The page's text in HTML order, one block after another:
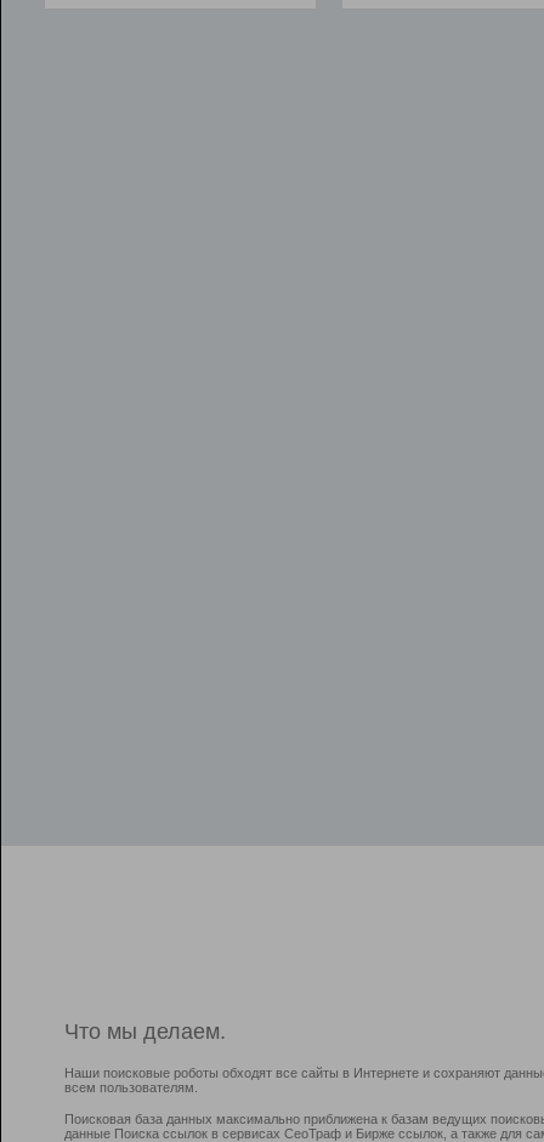
Что мы делаем.
Наши поисковые роботы обходят все сайты в Интернете и сохраняют
всем пользователям.
Поисковая база данных максимально приближена к базам ведущих
данные Поиска ссылок в сервисах СеоТраф и Бирже ссылок, а также для